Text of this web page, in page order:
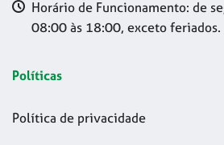
Horário de Funcionamento: de
08:00 às 18:00, exceto feriados.
Políticas
Política de privacidade